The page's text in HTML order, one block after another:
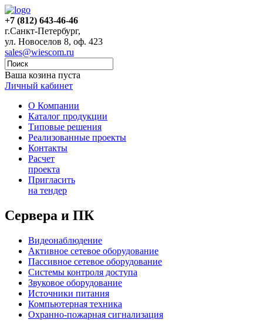
+7 (812) 643-46-46
г.Санкт-Петербург,
ул. Новоселов 8, оф. 423
sales@wiescom.ru
Ваша козина пуста
Личный кабинет
О Компании
Каталог продукции
Типовые решения
Реализованные проекты
Контакты
Расчет
проекта
Пригласить
на тендер
Сервера и ПК
Видеонаблюдение
Активное сетевое оборудование
Пассивное сетевое оборудование
Системы контроля доступа
Звуковое оборудование
Источники питания
Компьютерная техника
Охранно-пожарная сигнализация